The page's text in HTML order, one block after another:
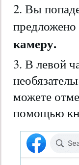
2. Вы
камеру.
3. В левой
можете
помощью